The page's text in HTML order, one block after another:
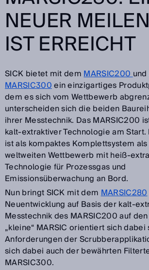
NEUER
IST ERREICHT
SICK bietet mit demMARSIC200
MARSIC300ein einzigartiges
dem es sich vom Wettbewerb
unterscheiden sich die beiden
ihrer Messtechnik. Das MARSIC200
kalt-extraktiver Technologie am Start.
ist als kompaktes Komplettsystem
weltweiten Wettbewerb mit heiß-
Technologie für Prozessgas und
Emissionsüberwachung an Bord.
Nun bringt SICK mit demMARSIC280
Neuentwicklung auf Basis der kalt-
Messtechnik des MARSIC200 auf
„kleine“ MARSIC orientiert sich
Anforderungen der
sich dabei auch der bewährten
MARSIC300.